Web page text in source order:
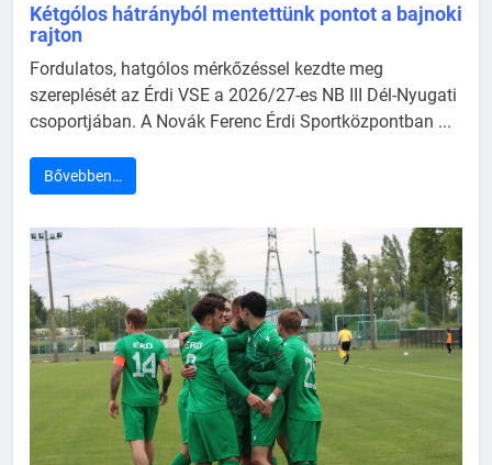
Kétgólos hátrányból mentettünk pontot a bajnoki
rajton
Fordulatos, hatgólos mérkőzéssel kezdte meg
szereplését az Érdi VSE a 2026/27-es NB III Dél-Nyugati
csoportjában. A Novák Ferenc Érdi Sportközpontban ...
Bővebben…